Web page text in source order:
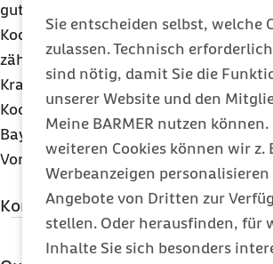
Sie entscheiden selbst, welche
zulassen. Technisch
sind nötig, damit Sie die
unserer Website und den
Meine BARMER nutzen
weiteren Cookies können wir z.
Werbeanzeigen
Angebote von Dritten zur
stellen. Oder herausfinden, für
Inhalte Sie sich besonders
gute gesunde Schule wird von
Kooperationspartnern unterstützt.
zählenz.B.Ministerien, Unfallkassen
Krankenkassen, wie die Barmer, die
Kooperationspartner in den
Bayern, Berlin, Brandenburg,
Vorpommern und Nordrhein-
Kontakt
Ansprechpartner Berlin/Brandenburg